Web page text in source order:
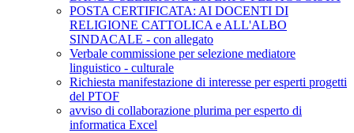
POSTA CERTIFICATA: AI DOCENTI DI
RELIGIONE CATTOLICA e ALL'ALBO
SINDACALE - con allegato
Verbale commissione per selezione mediatore
linguistico - culturale
Richiesta manifestazione di interesse per esperti progetti
del PTOF
avviso di collaborazione plurima per esperto di
informatica Excel